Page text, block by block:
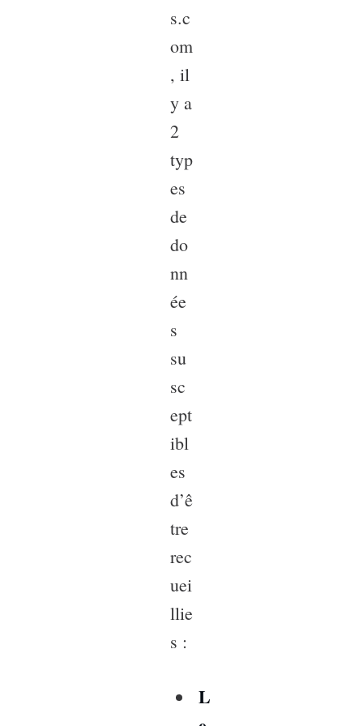
s.c
om
, il
y a
2
typ
es
de
do
nn
ée
s
su
sc
ept
ibl
es
d’ê
tre
rec
uei
llie
s :
L